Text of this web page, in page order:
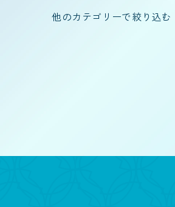
他のカテゴリーで絞り込む
坪